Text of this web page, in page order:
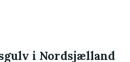
i Nordsjælland